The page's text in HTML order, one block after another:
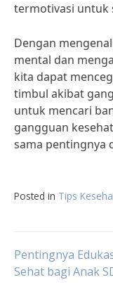
termotivasi untuk
Dengan
mental dan
kita dapat
timbul akibat
untuk mencari
gangguan
sama pentingnya
Posted in Tips
Post
Pentingnya
Sehat bagi Anak